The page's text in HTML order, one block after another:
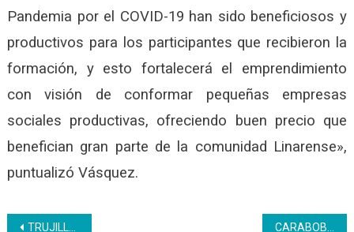
Pandemia por el COVID-19 han sido beneficiosos y
productivos para los participantes que recibieron la
formación, y esto fortalecerá el emprendimiento
con visión de conformar pequeñas empresas
sociales productivas, ofreciendo buen precio que
benefician gran parte de la comunidad Linarense»,
puntualizó Vásquez.
TRUJILLO | Panadería Doméstica: Una actividad prodcutiva de mucha aceptabilidad